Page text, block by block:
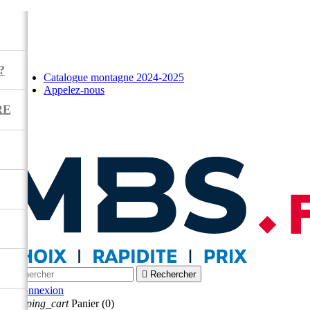
Catalogue montagne 2024-2025
Appelez-nous
 Rechercher
 Connexion
shopping_cart Panier (0)